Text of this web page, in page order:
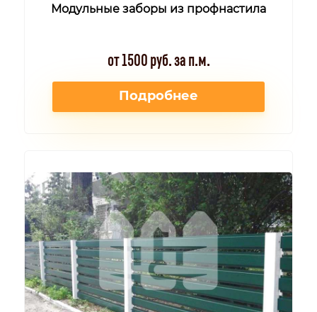
Модульные заборы из профнастила
от 1500 руб. за п.м.
Подробнее